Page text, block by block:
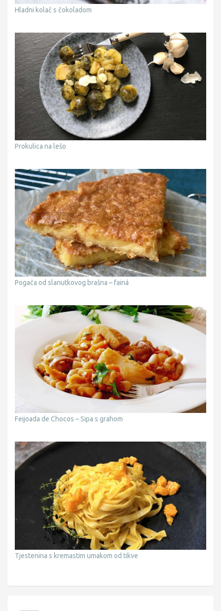
Hladni kolač s čokoladom
Prokulica na lešo
Pogača od slanutkovog brašna – fainá
Feijoada de Chocos – Sipa s grahom
Tjestenina s kremastim umakom od tikve